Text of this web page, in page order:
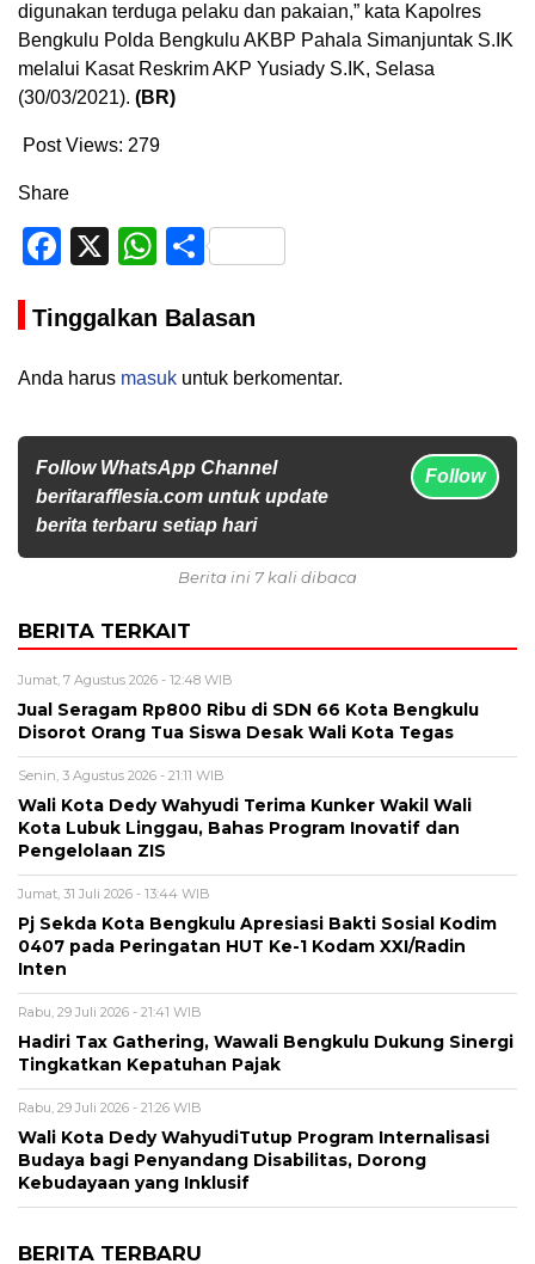
digunakan terduga pelaku dan pakaian,” kata Kapolres
Bengkulu Polda Bengkulu AKBP Pahala Simanjuntak S.IK
melalui Kasat Reskrim AKP Yusiady S.IK, Selasa
(30/03/2021). (BR)
Post Views: 279
Share
Facebook
X WhatsApp
Share
Tinggalkan Balasan
Anda harus masuk untuk berkomentar.
Follow WhatsApp Channel
beritarafflesia.com untuk update
berita terbaru setiap hari
Follow
Berita ini 7 kali dibaca
BERITA TERKAIT
Jumat, 7 Agustus 2026 - 12:48 WIB
Jual Seragam Rp800 Ribu di SDN 66 Kota Bengkulu
Disorot Orang Tua Siswa Desak Wali Kota Tegas
Senin, 3 Agustus 2026 - 21:11 WIB
Wali Kota Dedy Wahyudi Terima Kunker Wakil Wali
Kota Lubuk Linggau, Bahas Program Inovatif dan
Pengelolaan ZIS
Jumat, 31 Juli 2026 - 13:44 WIB
Pj Sekda Kota Bengkulu Apresiasi Bakti Sosial Kodim
0407 pada Peringatan HUT Ke-1 Kodam XXI/Radin
Inten
Rabu, 29 Juli 2026 - 21:41 WIB
Hadiri Tax Gathering, Wawali Bengkulu Dukung Sinergi
Tingkatkan Kepatuhan Pajak
Rabu, 29 Juli 2026 - 21:26 WIB
Wali Kota Dedy WahyudiTutup Program Internalisasi
Budaya bagi Penyandang Disabilitas, Dorong
Kebudayaan yang Inklusif
BERITA TERBARU